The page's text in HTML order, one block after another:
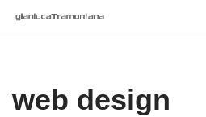
web design